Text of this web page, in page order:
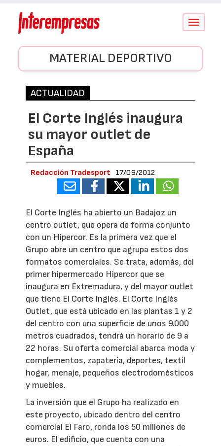
Conmutar
MATERIAL DEPORTIVO
ACTUALIDAD
El Corte Inglés inaugura
su mayor outlet de
España
Redacción Tradesport 17/09/2012
El Corte Inglés ha abierto un Badajoz un
centro outlet, que opera de forma conjunto
con un Hipercor. Es la primera vez que el
Grupo abre un centro que agrupa estos dos
formatos comerciales. Se trata, además, del
primer hipermercado Hipercor que se
inaugura en Extremadura, y del mayor outlet
que tiene El Corte Inglés. El Corte Inglés
Outlet, que está ubicado en las plantas 1 y 2
del centro con una superficie de unos 9.000
metros cuadrados, tendrá un horario de 9 a
22 horas. Su oferta comercial abarca moda y
complementos, zapatería, deportes, textil
hogar, menaje, pequeños electrodomésticos
y muebles.
La inversión que el Grupo ha realizado en
este proyecto, ubicado dentro del centro
comercial El Faro, ronda los 50 millones de
euros. El edificio, que cuenta con una